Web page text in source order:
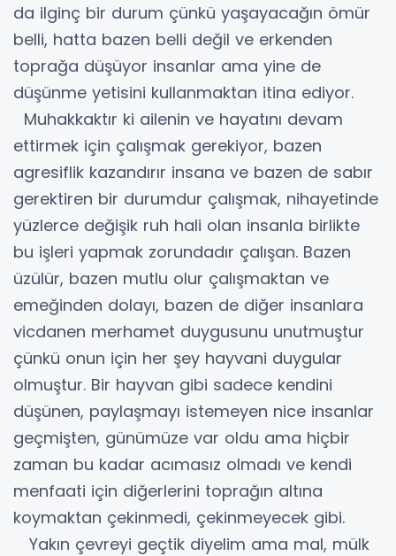
da ilginç bir durum çünkü yaşayacağın ömür
belli, hatta bazen belli değil ve erkenden
toprağa düşüyor insanlar ama yine de
düşünme yetisini kullanmaktan itina ediyor.
Muhakkaktır ki ailenin ve hayatını devam
ettirmek için çalışmak gerekiyor, bazen
agresiflik kazandırır insana ve bazen de sabır
gerektiren bir durumdur çalışmak, nihayetinde
yüzlerce değişik ruh hali olan insanla birlikte
bu işleri yapmak zorundadır çalışan. Bazen
üzülür, bazen mutlu olur çalışmaktan ve
emeğinden dolayı, bazen de diğer insanlara
vicdanen merhamet duygusunu unutmuştur
çünkü onun için her şey hayvani duygular
olmuştur. Bir hayvan gibi sadece kendini
düşünen, paylaşmayı istemeyen nice insanlar
geçmişten, günümüze var oldu ama hiçbir
zaman bu kadar acımasız olmadı ve kendi
menfaati için diğerlerini toprağın altına
koymaktan çekinmedi, çekinmeyecek gibi.
Yakın çevreyi geçtik diyelim ama mal, mülk